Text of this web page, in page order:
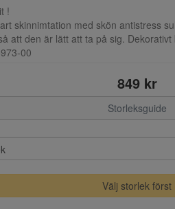
!
skinnimtation med skön antistress
att den är lätt att ta på sig. Dekorativt
00
849 kr
Storleksguide
Välj storlek först